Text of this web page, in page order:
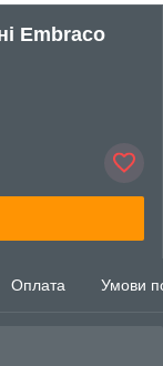
Embraco
Оплата Умови